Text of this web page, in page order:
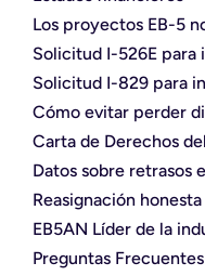
Los proyectos EB-5
Solicitud I-526E para
Solicitud I-829 para
Cómo evitar perder
Carta de Derechos
Datos sobre retrasos
Reasignación
EB5AN Líder de la
Preguntas